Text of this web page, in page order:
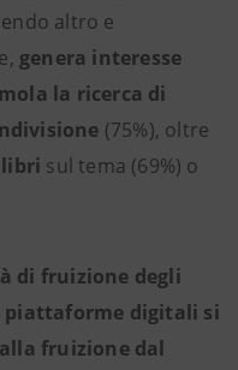
altro e
genera interesse
la ricerca di
(75%), oltre
libri sul tema (69%) o
di fruizione degli
digitali si
fruizione dal